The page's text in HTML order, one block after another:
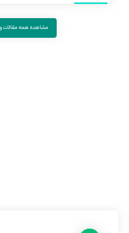
مشاهده همه مقالات